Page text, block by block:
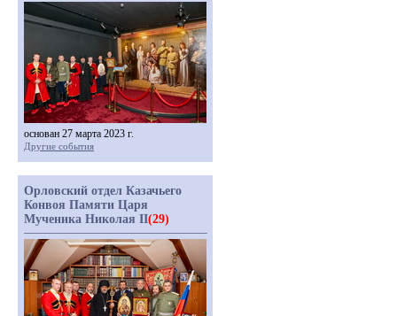
основан 27 марта 2023 г.
Другие события
Орловский отдел Казачьего
Конвоя Памяти Царя
Мученика Николая II(29)